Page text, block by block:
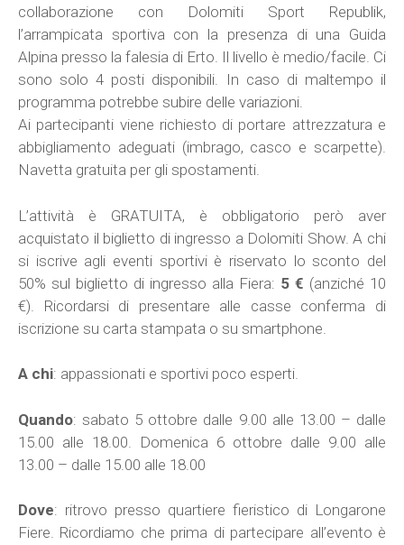
collaborazione con Dolomiti Sport Republik,
l’arrampicata sportiva con la presenza di una Guida
Alpina presso la falesia di Erto. Il livello è medio/facile. Ci
sono solo 4 posti disponibili. In caso di maltempo il
programma potrebbe subire delle variazioni.
Ai partecipanti viene richiesto di portare attrezzatura e
abbigliamento adeguati (imbrago, casco e scarpette).
Navetta gratuita per gli spostamenti.
L’attività è GRATUITA, è obbligatorio però aver
acquistato il biglietto di ingresso a Dolomiti Show. A chi
si iscrive agli eventi sportivi è riservato lo sconto del
50% sul biglietto di ingresso alla Fiera: 5 € (anziché 10
€). Ricordarsi di presentare alle casse conferma di
iscrizione su carta stampata o su smartphone.
A chi: appassionati e sportivi poco esperti.
Quando: sabato 5 ottobre dalle 9.00 alle 13.00 – dalle
15.00 alle 18.00. Domenica 6 ottobre dalle 9.00 alle
13.00 – dalle 15.00 alle 18.00
Dove: ritrovo presso quartiere fieristico di Longarone
Fiere. Ricordiamo che prima di partecipare all’evento è